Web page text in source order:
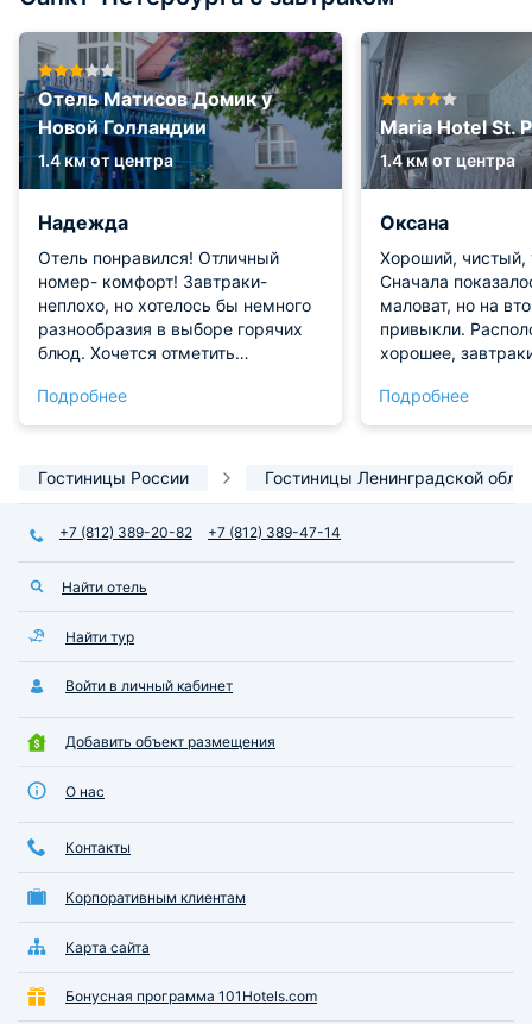
Отель Матисов Домик у
Новой Голландии
1.4 км от центра
Надежда
Отель понравился! Отличный
номер- комфорт! Завтраки-
неплохо, но хотелось бы немного
разнообразия в выборе горячих
блюд. Хочется отметить
Сулимана- за профессионализм и
внимательность.
Подробнее
Maria Hotel St.
1.4 км от центра
Оксана
Хороший, чистый,
Сначала
маловат, но на
привыкли.
хорошее,
панорамными
храм Спаса на
фонтаном. Все
Подробнее
Гостиницы России Гостиницы Ленинградской
+7 (812) 389-20-82 +7 (812) 389-47-14
Найти отель
Найти тур
Войти в личный кабинет
Добавить объект размещения
О нас
Контакты
Корпоративным клиентам
Карта сайта
Бонусная программа 101Hotels.com